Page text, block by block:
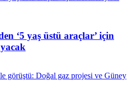
‘5 yaş üstü araçlar’ için